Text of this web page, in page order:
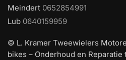
Meindert 0652854991
Lub 0640159959
© L. Kramer Tweewielers
bikes – Onderhoud en Reparatie